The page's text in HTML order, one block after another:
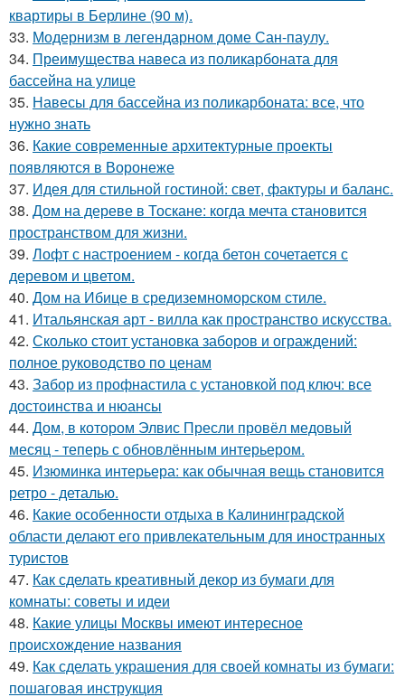
квартиры в Берлине (90 м).
33. Модернизм в легендарном доме Сан-паулу.
34. Преимущества навеса из поликарбоната для
бассейна на улице
35. Навесы для бассейна из поликарбоната: все, что
нужно знать
36. Какие современные архитектурные проекты
появляются в Воронеже
37. Идея для стильной гостиной: свет, фактуры и баланс.
38. Дом на дереве в Тоскане: когда мечта становится
пространством для жизни.
39. Лофт с настроением - когда бетон сочетается с
деревом и цветом.
40. Дом на Ибице в средиземноморском стиле.
41. Итальянская арт - вилла как пространство искусства.
42. Сколько стоит установка заборов и ограждений:
полное руководство по ценам
43. Забор из профнастила с установкой под ключ: все
достоинства и нюансы
44. Дом, в котором Элвис Пресли провёл медовый
месяц - теперь с обновлённым интерьером.
45. Изюминка интерьера: как обычная вещь становится
ретро - деталью.
46. Какие особенности отдыха в Калининградской
области делают его привлекательным для иностранных
туристов
47. Как сделать креативный декор из бумаги для
комнаты: советы и идеи
48. Какие улицы Москвы имеют интересное
происхождение названия
49. Как сделать украшения для своей комнаты из бумаги:
пошаговая инструкция